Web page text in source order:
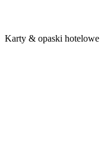
Karty & opaski hotelowe